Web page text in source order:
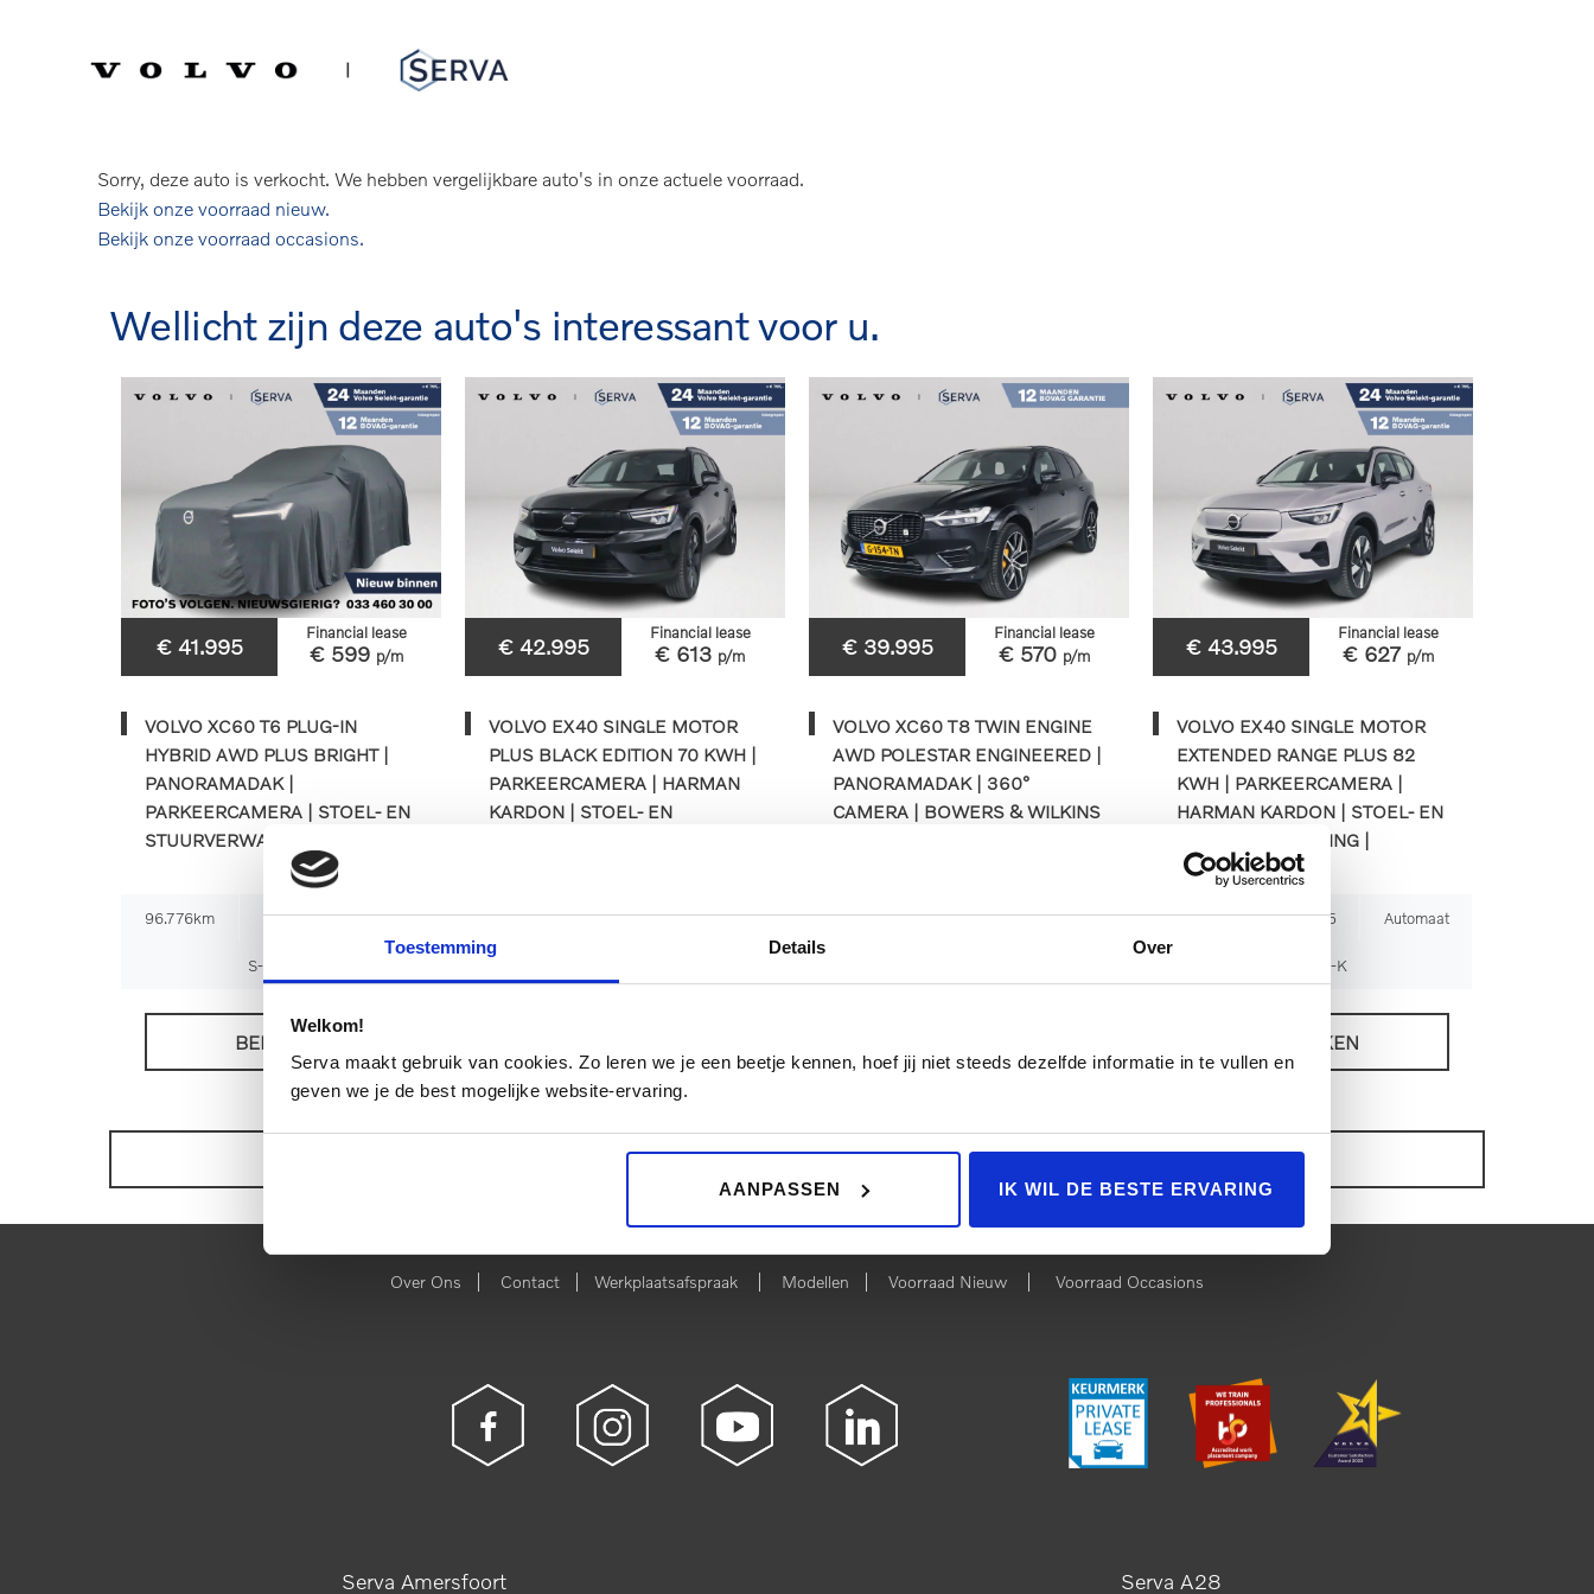
Toestemming Details Over
Welkom!
Serva maakt gebruik van cookies. Zo leren we je een beetje kennen, hoef jij niet steeds dezelfde informatie in te vullen en
geven we je de best mogelijke website-ervaring.
AANPASSEN IK WIL DE BESTE ERVARING
Serva Volvo
Verkocht: Volvo EC40
Sorry, deze auto is verkocht. We hebben vergelijkbare auto's in onze actuele voorraad.
Bekijk onze voorraad nieuw.
Bekijk onze voorraad occasions.
Wellicht zijn deze auto's interessant voor u.
€ 41.995
Financial lease
€ 599 p/m
VOLVO XC60 T6 PLUG-IN
HYBRID AWD PLUS BRIGHT |
PANORAMADAK |
PARKEERCAMERA | STOEL- EN
STUURVERWARMING
96.776km 2023 Automaat
S-161-RP
BEKIJKEN
€ 42.995
Financial lease
€ 613 p/m
VOLVO EX40 SINGLE MOTOR
PLUS BLACK EDITION 70 KWH |
PARKEERCAMERA | HARMAN
KARDON | STOEL- EN
16.215km 2025 Automaat
€ 39.995
Financial lease
€ 570 p/m
VOLVO XC60 T8 TWIN ENGINE
AWD POLESTAR ENGINEERED |
PANORAMADAK | 360°
CAMERA | BOWERS & WILKINS
115.033km 2019 Automaat
€ 43.995
Financial lease
€ 627 p/m
VOLVO EX40 SINGLE MOTOR
EXTENDED RANGE PLUS 82
KWH | PARKEERCAMERA |
HARMAN KARDON | STOEL- EN
STUURVERWARMING |
TREKHAAK
25.287km 2025 Automaat
JDJ-82-K
BEKIJKEN
BEKIJK ONZE VOORRAAD OCCASIONS
Over Ons | Contact | Werkplaatsafspraak | Modellen | Voorraad Nieuw | Voorraad Occasions
Serva Amersfoort Serva A28